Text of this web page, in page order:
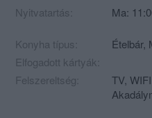
Nyitvatartás: Ma:
Konyha típus: Ételbár,
Elfogadott kártyák:
Felszereltség:
TV,